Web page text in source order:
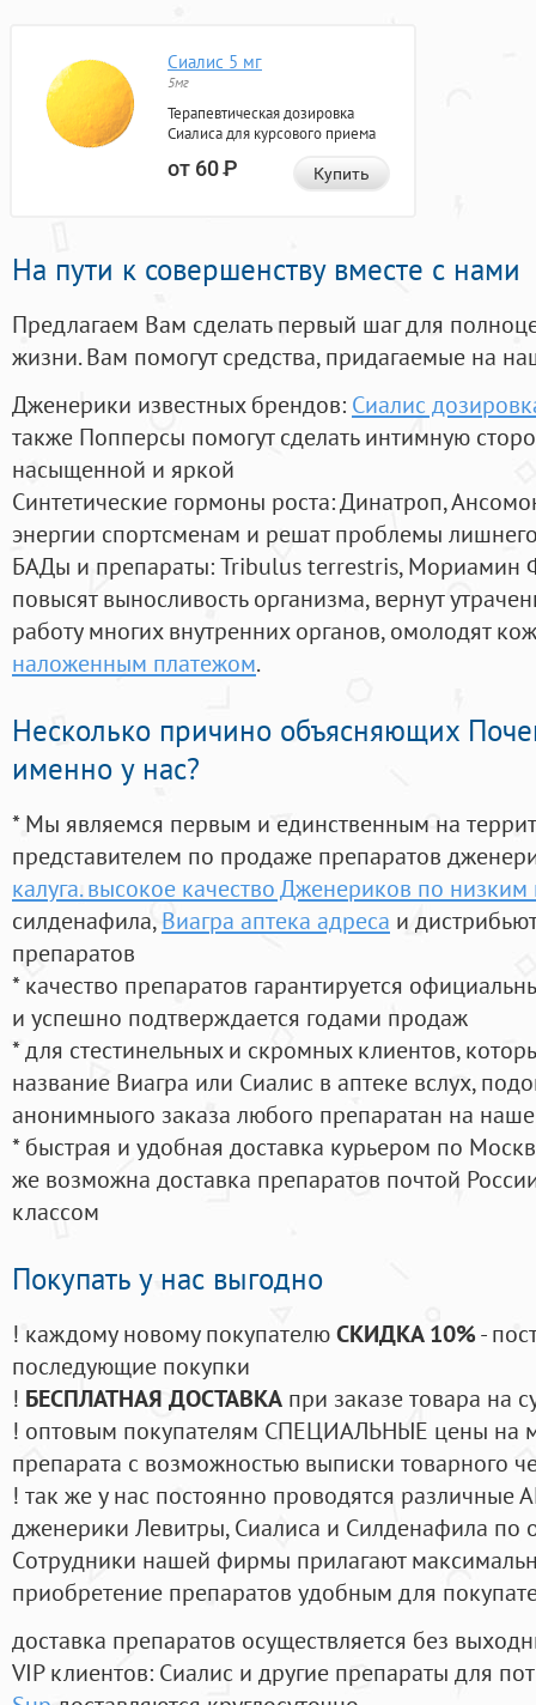
Сиалис 5 мг
5мг
Терапевтическая дозировка
Сиалиса для курсового приема
от 60Р Купить
На пути к совершенству вместе с нами
Предлагаем Вам сделать первый шаг для
жизни. Вам помогут средства, придагаемые на
Дженерики известных брендов: Сиалис
также Попперсы помогут сделать интимную
насыщенной и яркой
Синтетические гормоны роста: Динатроп,
энергии спортсменам и решат проблемы
БАДы и препараты:Tribulus terrestris, Мориамин
повысят выносливость организма, вернут
работу многих внутренних органов, омолодят
наложенным платежом.
Несколько причино объясняющих
именно у нас?
* Мы являемся первым и единственным на
представителем по продаже препаратов
калуга. высокое качество Дженериков по
силденафила, Виагра аптека адреса и
препаратов
* качество препаратов гарантируется
и успешно подтверждается годами продаж
* для стестинельных и скромных клиентов,
название Виагра или Сиалис в аптеке вслух,
анонимныого заказа любого препаратан на
* быстрая и удобная доставка курьером по
же возможна доставка препаратов почтой
классом
Покупать у нас выгодно
! каждому новому покупателюСКИДКА 10%-
последующие покупки
! БЕСПЛАТНАЯ ДОСТАВКА при заказе товара на
! оптовым покупателям СПЕЦИАЛЬНЫЕ цены на
препарата с возможностью выписки товарного
! так же у нас постоянно проводятся
дженерики Левитры, Сиалиса и Силденафила по
Cотрудники нашей фирмы прилагают
приобретение препаратов удобным для
доставка препаратов осуществляется без
VIP клиентов: Сиалис и другие препараты для